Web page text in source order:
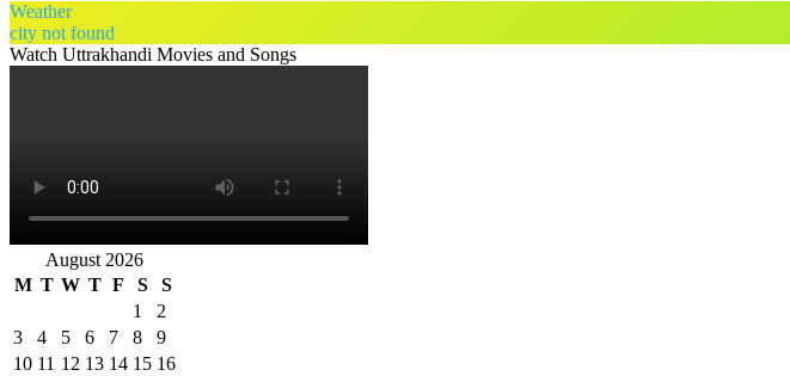
Weather
city not found
Watch Uttrakhandi Movies and Songs
August 2026
M T W T F S
S
1
2
3
4 5 6 7 8
9
10 11 12 13 14 15 16